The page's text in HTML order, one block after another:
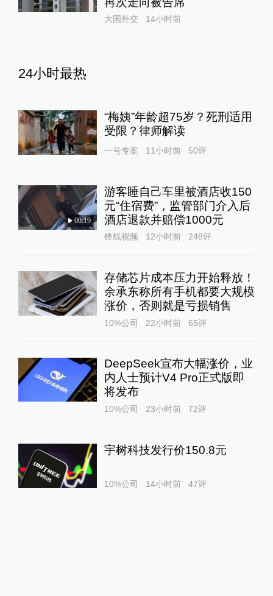
大国外交 14小时前
24小时最热
“梅姨”年龄超75岁？死刑适用
受限？律师解读
一号专案 11小时前 50评
00:19
游客睡自己车里被酒店收150
元“住宿费”，监管部门介入后
酒店退款并赔偿1000元
锋线视频 12小时前 248评
存储芯片成本压力开始释放！
余承东称所有手机都要大规模
涨价，否则就是亏损销售
10%公司 22小时前 65评
DeepSeek宣布大幅涨价，业
内人士预计V4 Pro正式版即
将发布
10%公司 23小时前 72评
宇树科技发行价150.8元
10%公司 14小时前 47评